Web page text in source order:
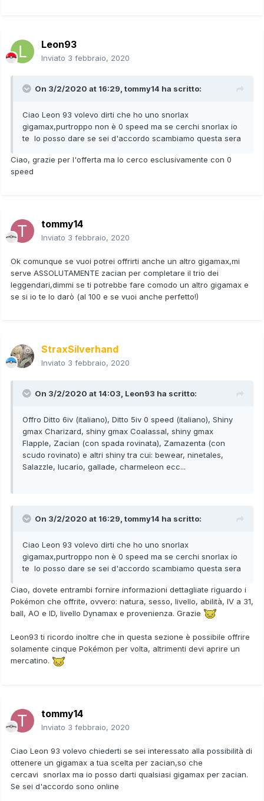
Leon93
Inviato 3 febbraio, 2020
On 3/2/2020 at 16:29, tommy14 ha scritto:
Ciao Leon 93 volevo dirti che ho uno snorlax
gigamax,purtroppo non è 0 speed ma se cerchi snorlax io
te lo posso dare se sei d'accordo scambiamo questa sera
Ciao, grazie per l'offerta ma lo cerco esclusivamente con 0
speed
tommy14
Inviato 3 febbraio, 2020
Ok comunque se vuoi potrei offrirti anche un altro gigamax,mi
serve ASSOLUTAMENTE zacian per completare il trio dei
leggendari,dimmi se ti potrebbe fare comodo un altro gigamax e
se si io te lo darò (al 100 e se vuoi anche perfetto!)
StraxSilverhand
Inviato 3 febbraio, 2020
On 3/2/2020 at 14:03, Leon93 ha scritto:
Offro Ditto 6iv (italiano), Ditto 5iv 0 speed (italiano), Shiny
gmax Charizard, shiny gmax Coalassal, shiny gmax
Flapple, Zacian (con spada rovinata), Zamazenta (con
scudo rovinato) e altri shiny tra cui: bewear, ninetales,
Salazzle, lucario, gallade, charmeleon ecc...
On 3/2/2020 at 16:29, tommy14 ha scritto:
Ciao Leon 93 volevo dirti che ho uno snorlax
gigamax,purtroppo non è 0 speed ma se cerchi snorlax io
te lo posso dare se sei d'accordo scambiamo questa sera
Ciao, dovete entrambi fornire informazioni dettagliate riguardo i
Pokémon che offrite, ovvero: natura, sesso, livello, abilità, IV a 31,
ball, AO e ID, livello Dynamax e provenienza. Grazie
Leon93 ti ricordo inoltre che in questa sezione è possibile offrire
solamente cinque Pokémon per volta, altrimenti devi aprire un
mercatino.
tommy14
Inviato 3 febbraio, 2020
Ciao Leon 93 volevo chiederti se sei interessato alla possibilità di
ottenere un gigamax a tua scelta per zacian,so che
cercavi snorlax ma io posso darti qualsiasi gigamax per zacian.
Se sei d'accordo sono online